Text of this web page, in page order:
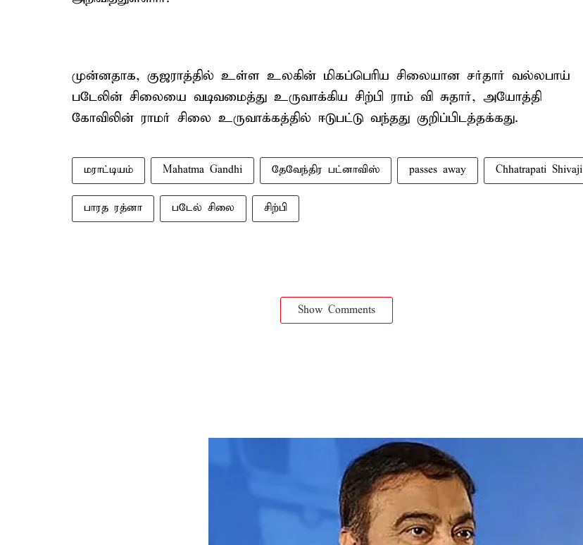
முன்னதாக, குஜராத்தில் உள்ள உலகின் மிகப்பெரிய சிலையான சர்தார் வல்லபாய்
படேலின் சிலையை வடிவமைத்து உருவாக்கிய சிற்பி ராம் வி சுதார், அயோத்தி
கோவிலின் ராமர் சிலை உருவாக்கத்தில் ஈடுபட்டு வந்தது குறிப்பிடத்தக்கது.
மராட்டியம் Mahatma Gandhi தேவேந்திர பட்னாவிஸ் passes away Chhatrapati Shivaji
பாரத ரத்னா படேல் சிலை சிற்பி
Show Comments